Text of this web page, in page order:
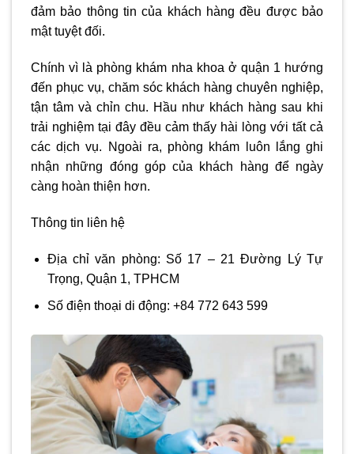
đảm bảo thông tin của khách hàng đều được bảo
mật tuyệt đối.
Chính vì là phòng khám nha khoa ở quận 1 hướng
đến phục vụ, chăm sóc khách hàng chuyên nghiệp,
tận tâm và chỉn chu. Hầu như khách hàng sau khi
trải nghiệm tại đây đều cảm thấy hài lòng với tất cả
các dịch vụ. Ngoài ra, phòng khám luôn lắng ghi
nhận những đóng góp của khách hàng để ngày
càng hoàn thiện hơn.
Thông tin liên hệ
Địa chỉ văn phòng: Số 17 – 21 Đường Lý Tự
Trọng, Quận 1, TPHCM
Số điện thoại di động: +84 772 643 599